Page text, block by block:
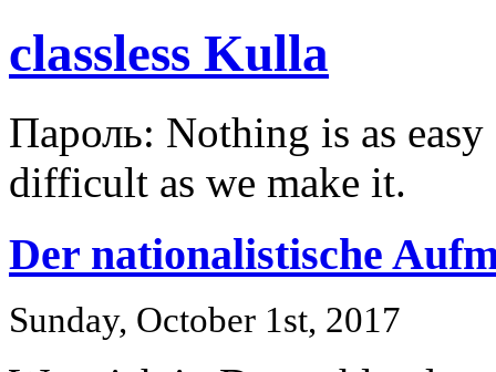
classless Kulla
Пароль: Nothing is as
difficult as we make it.
Der nationalistische
Sunday, October 1st, 2017